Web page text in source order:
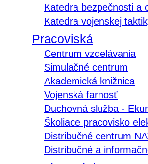
Katedra bezpečnosti a
Katedra vojenskej
Pracoviská
Centrum vzdelávania
Simulačné centrum
Akademická knižnica
Vojenská farnosť
Duchovná služba -
Školiace pracovisko
Distribučné centrum
Distribučné a